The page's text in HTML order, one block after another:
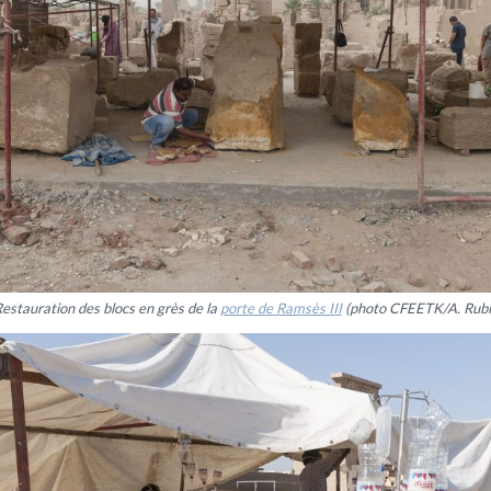
des blocs en grès de la porte de Ramsès III(photo CFEETK/A.